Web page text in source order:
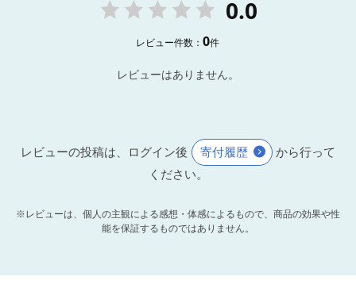
0.0
レビュー件数：0件
レビューはありません。
レビューの投稿は、ログイン後 寄付履歴
から行って
ください。
※レビューは、個人の主観による感想・体感によるもので、商品の効果や性
能を保証するものではありません。